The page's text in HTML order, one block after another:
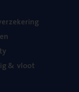
& vloot